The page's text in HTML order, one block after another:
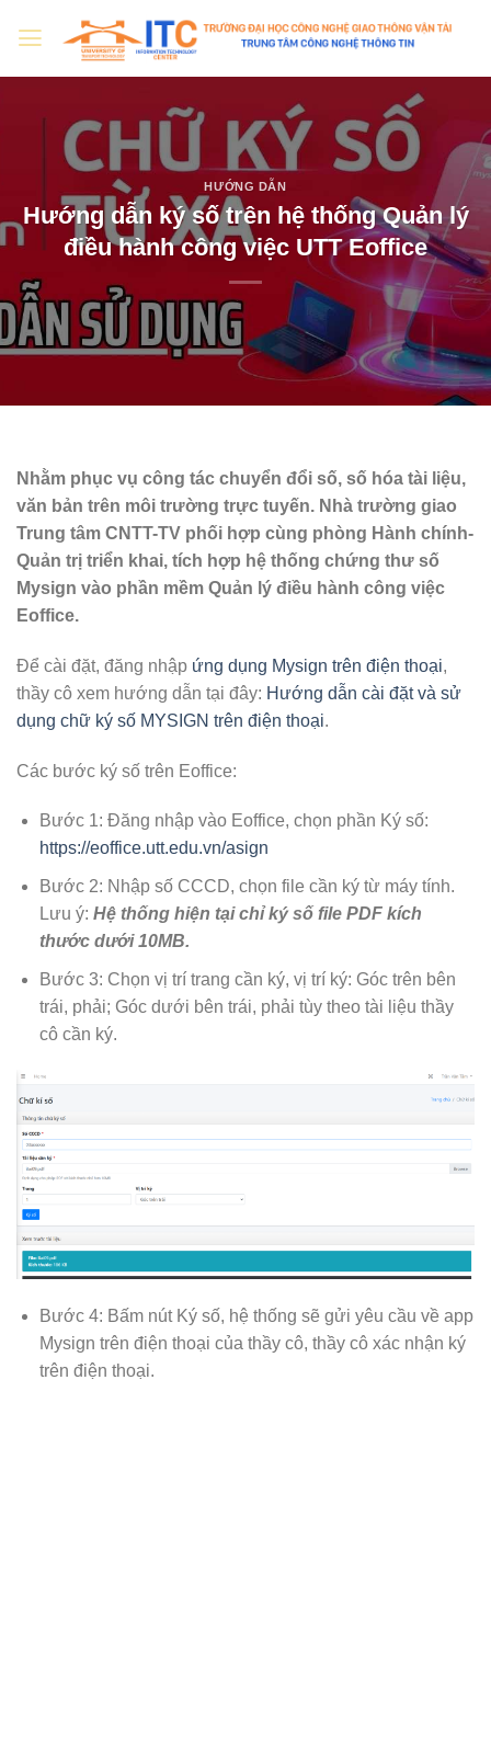
HƯỚNG DẪN
Hướng dẫn ký số trên hệ thống Quản lý
điều hành công việc UTT Eoffice
Nhằm phục vụ công tác chuyển đổi số, số hóa tài liệu,
văn bản trên môi trường trực tuyến. Nhà trường giao
Trung tâm CNTT-TV phối hợp cùng phòng Hành chính-
Quản trị triển khai, tích hợp hệ thống chứng thư số
Mysign vào phần mềm Quản lý điều hành công việc
Eoffice.
Để cài đặt, đăng nhập ứng dụng Mysign trên điện thoại,
thầy cô xem hướng dẫn tại đây: Hướng dẫn cài đặt và sử
dụng chữ ký số MYSIGN trên điện thoại.
Các bước ký số trên Eoffice:
Bước 1: Đăng nhập vào Eoffice, chọn phần Ký số:
https://eoffice.utt.edu.vn/asign
Bước 2: Nhập số CCCD, chọn file cần ký từ máy tính.
Lưu ý: Hệ thống hiện tại chỉ ký số file PDF kích
thước dưới 10MB.
Bước 3: Chọn vị trí trang cần ký, vị trí ký: Góc trên bên
trái, phải; Góc dưới bên trái, phải tùy theo tài liệu thầy
cô cần ký.
Bước 4: Bấm nút Ký số, hệ thống sẽ gửi yêu cầu về app
Mysign trên điện thoại của thầy cô, thầy cô xác nhận ký
trên điện thoại.